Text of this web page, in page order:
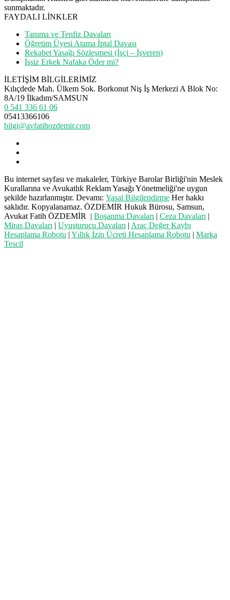
sunmaktadır.
FAYDALI LİNKLER
Tanıma ve Tenfiz Davaları
Öğretim Üyesi Atama İptal Davası
Rekabet Yasağı Sözleşmesi (İşçi – İşveren)
İşsiz Erkek Nafaka Öder mi?
İLETİŞİM BİLGİLERİMİZ
Kılıçdede Mah. Ülkem Sok. Borkonut Niş İş Merkezi A Blok No:
8A/19 İlkadım/SAMSUN
0 541 336 61 06
05413366106
bilgi@avfatihozdemir.com
Bu internet sayfası ve makaleler, Türkiye Barolar Birliği'nin Meslek
Kurallarına ve Avukatlık Reklam Yasağı Yönetmeliği'ne uygun
şekilde hazırlanmıştır. Devamı: Yasal Bilgilendirme Her hakkı
saklıdır. Kopyalanamaz. ÖZDEMİR Hukuk Bürosu, Samsun,
Avukat Fatih ÖZDEMİR | Boşanma Davaları | Ceza Davaları |
Miras Davaları | Uyuşturucu Davaları | Araç Değer Kaybı
Hesaplama Robotu | Yıllık İzin Ücreti Hesaplama Robotu | Marka
Tescil